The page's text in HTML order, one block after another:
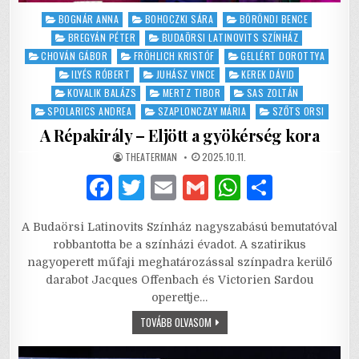
Posted
BOGNÁR ANNA BOHOCZKI SÁRA
BÖRÖNDI BENCE
BREGYÁN PÉTER
BUDAÖRSI LATINOVITS SZÍNHÁZ
CHOVÁN GÁBOR
FRÖHLICH KRISTÓF
GELLÉRT DOROTTYA
ILYÉS RÓBERT
JUHÁSZ VINCE
KEREK DÁVID
KOVALIK BALÁZS
MERTZ TIBOR
SAS ZOLTÁN
SPOLARICS ANDREA
SZAPLONCZAY MÁRIA SZŐTS ORSI
A Répakirály – Eljött a gyökérség kora
AUTHOR:
THEATERMAN PUBLISHED
DATE:
2025.10.11.
F
c
e
b
o
T
it
te
r
E
ai
l
G
ai
l
W
at
s
A
p
ar
e
A Budaörsi Latinovits Színház nagyszabású bemutatóval
robbantotta be a színházi évadot. A szatirikus
nagyoperett műfaji meghatározással színpadra kerülő
darabot Jacques Offenbach és Victorien Sardou
operettje…
TOVÁBB OLVASOMA
RÉPAKIRÁLY
–